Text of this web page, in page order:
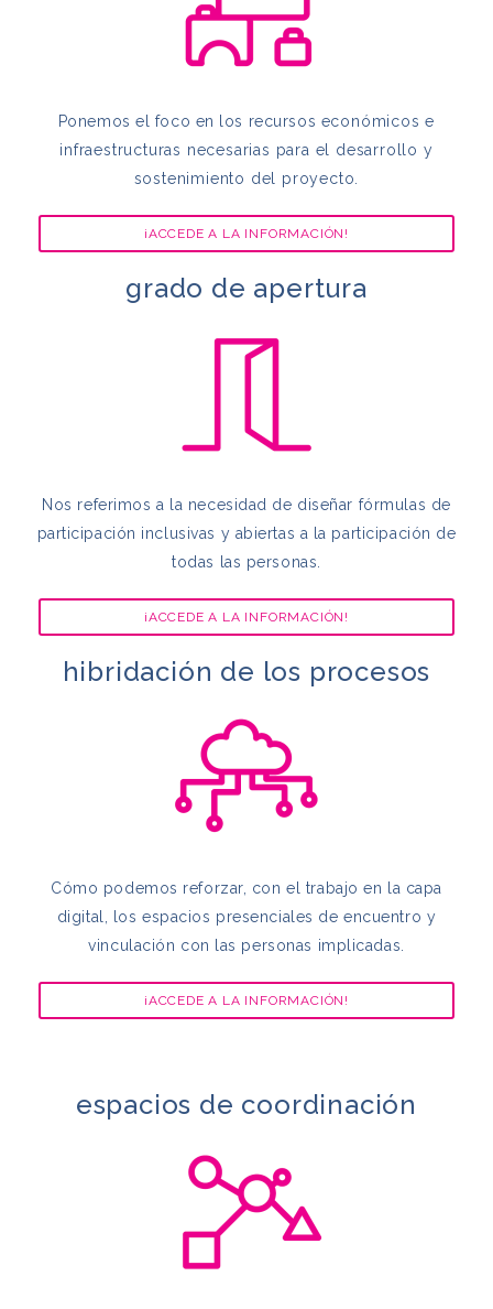
Ponemos el foco en los recursos económicos e
infraestructuras necesarias para el desarrollo y
sostenimiento del proyecto.
¡ACCEDE A LA INFORMACIÓN!
grado de apertura
Nos referimos a la necesidad de diseñar fórmulas de
participación inclusivas y abiertas a la participación de
todas las personas.
¡ACCEDE A LA INFORMACIÓN!
hibridación de los procesos
Cómo podemos reforzar, con el trabajo en la capa
digital,
los espacios presenciales de encuentro y
vinculación con las personas implicadas.
¡ACCEDE A LA INFORMACIÓN!
espacios de coordinación